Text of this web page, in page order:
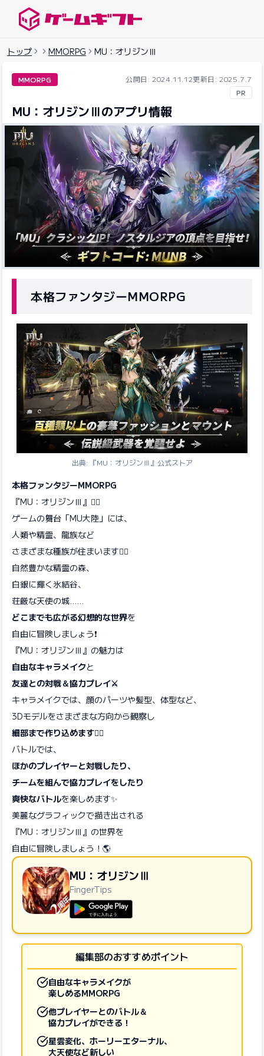
トップ MMORPG MU：オリジンⅢ
MMORPG 公開日: 2024.11.12更新日: 2025.7.7
PR
MU：オリジンⅢのアプリ情報
本格ファンタジーMMORPG
出典: 『MU：オリジンⅢ』公式ストア
本格ファンタジーMMORPG
『MU：オリジンⅢ』🧙‍♀️
ゲームの舞台「MU大陸」には、
人類や精霊、龍族など
さまざまな種族が住まいます🧚‍♀️
自然豊かな精霊の森、
白銀に輝く氷結谷、
荘厳な天使の城……
どこまでも広がる幻想的な世界を
自由に冒険しましょう❗
『MU：オリジンⅢ』の魅力は
自由なキャラメイクと
友達との対戦＆協力プレイ⚔️
キャラメイクでは、顔のパーツや髪型、体型など、
3Dモデルをさまざまな方向から観察し
細部まで作り込めます🦸‍♀️
バトルでは、
ほかのプレイヤーと対戦したり、
チームを組んで協力プレイをしたり
爽快なバトルを楽しめます✨
美麗なグラフィックで描き出される
『MU：オリジンⅢ』の世界を
自由に冒険しましょう！🌎
MU：オリジンⅢ
FingerTips
編集部のおすすめポイント
自由なキャラメイクが
楽しめるMMORPG
他プレイヤーとのバトル＆
協力プレイができる！
星雲変化、ホーリーエターナル、
大天使など新しい